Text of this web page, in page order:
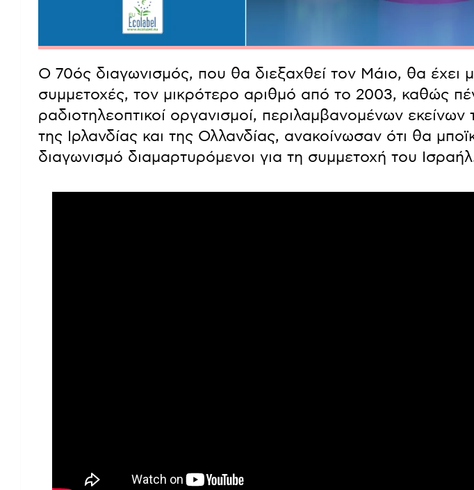
Ο 70ός διαγωνισμός, που θα διεξαχθεί τον Μάιο, θα έχει
συμμετοχές, τον μικρότερο αριθμό από το 2003, καθώς
ραδιοτηλεοπτικοί οργανισμοί, περιλαμβανομένων εκείνων
της Ιρλανδίας και της Ολλανδίας, ανακοίνωσαν ότι θα
διαγωνισμό διαμαρτυρόμενοι για τη συμμετοχή του